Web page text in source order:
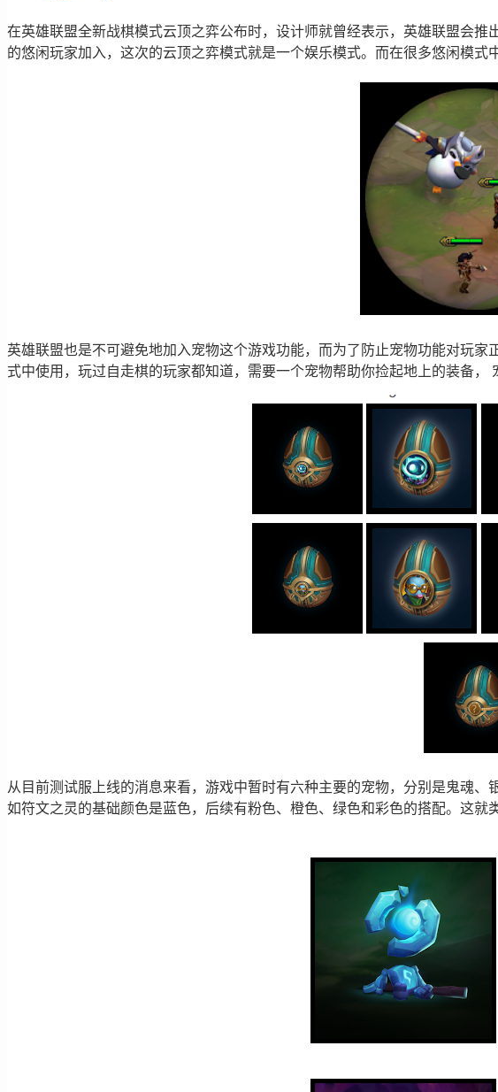
在英雄联盟全新战棋模式云顶之弈公布时，设计师就曾经表示，英雄联盟会
的悠闲玩家加入，这次的云顶之弈模式就是一个娱乐模式。而在很多悠闲模式
英雄联盟也是不可避免地加入宠物这个游戏功能，而为了防止宠物功能对玩
式中使用，玩过自走棋的玩家都知道，需要一个宠物帮助你捡起地上的装备，
从目前测试服上线的消息来看，游戏中暂时有六种主要的宠物，分别是鬼魂
如符文之灵的基础颜色是蓝色，后续有粉色、橙色、绿色和彩色的搭配。这就